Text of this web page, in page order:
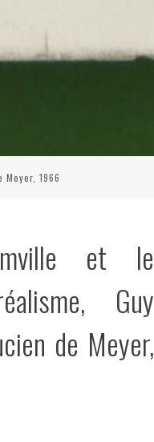
1966
et le
Guy
de Meyer,